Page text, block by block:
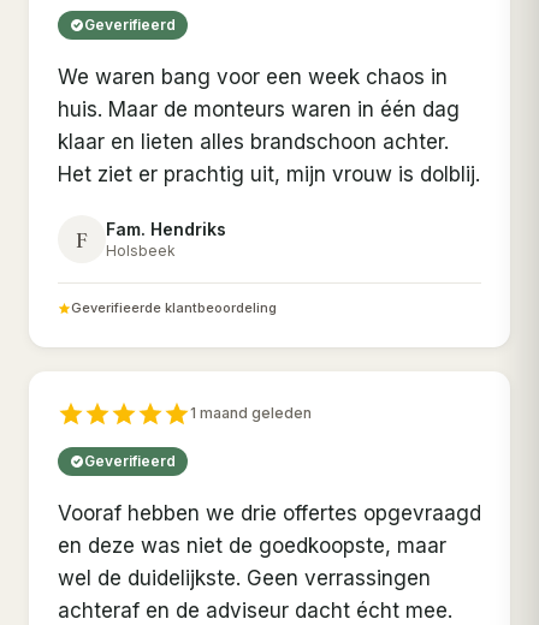
Geverifieerd
We waren bang voor een week chaos in
huis. Maar de monteurs waren in één dag
klaar en lieten alles brandschoon achter.
Het ziet er prachtig uit, mijn vrouw is dolblij.
F Fam. Hendriks
Holsbeek
Geverifieerde klantbeoordeling
1 maand geleden
Geverifieerd
Vooraf hebben we drie offertes opgevraagd
en deze was niet de goedkoopste, maar
wel de duidelijkste. Geen verrassingen
achteraf en de adviseur dacht écht mee.